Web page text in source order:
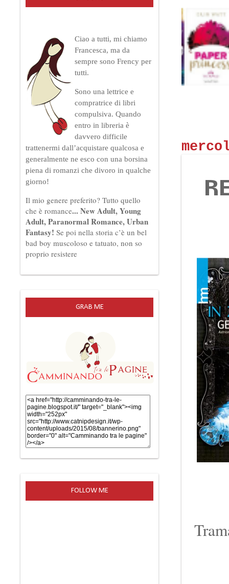
Ciao a tutti, mi chiamo
Francesca, ma da
sempre sono Frency per
tutti.
Sono una lettrice e
compratrice di libri
compulsiva. Quando
entro in libreria è
davvero difficile
trattenermi dall’acquistare qualcosa e
generalmente ne esco con una borsina
piena di romanzi che divoro in qualche
giorno!
Il mio genere preferito? Tutto quello
che è romance... New Adult, Young
Adult, Paranormal Romance, Urban
Fantasy! Se poi nella storia c’è un bel
bad boy muscoloso e tatuato, non so
proprio resistere
GRAB ME
FOLLOW ME